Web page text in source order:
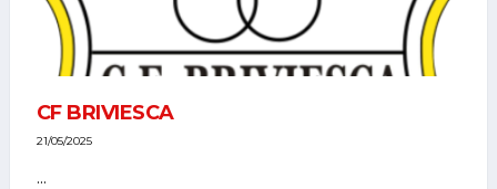
CF BRIVIESCA
21/05/2025
...